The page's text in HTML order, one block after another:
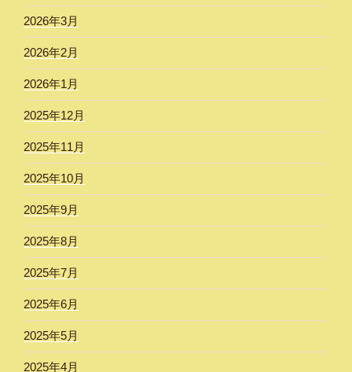
2026年3月
2026年2月
2026年1月
2025年12月
2025年11月
2025年10月
2025年9月
2025年8月
2025年7月
2025年6月
2025年5月
2025年4月